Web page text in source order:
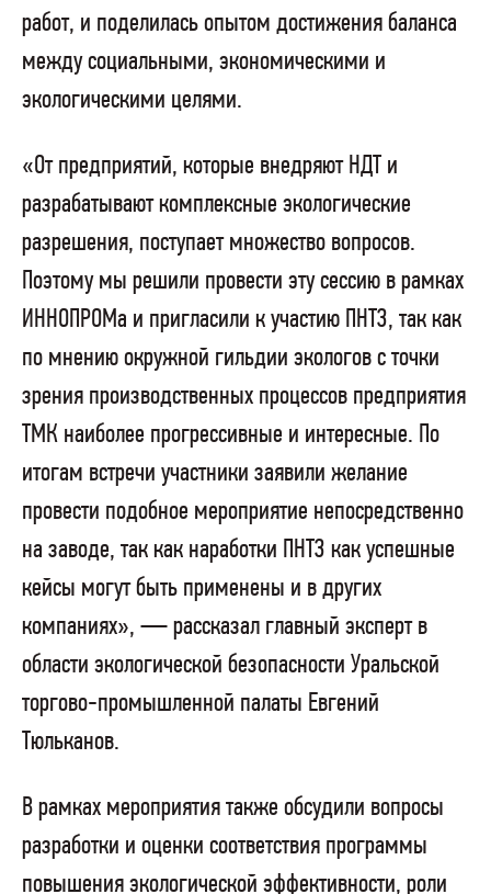
работ, и поделилась опытом достижения баланса
между социальными, экономическими и
экологическими целями.
«От предприятий, которые внедряют НДТ и
разрабатывают комплексные экологические
разрешения, поступает множество вопросов.
Поэтому мы решили провести эту сессию в рамках
ИННОПРОМа и пригласили к участию ПНТЗ, так как
по мнению окружной гильдии экологов с точки
зрения производственных процессов предприятия
ТМК наиболее прогрессивные и интересные. По
итогам встречи участники заявили желание
провести подобное мероприятие непосредственно
на заводе, так как наработки ПНТЗ как успешные
кейсы могут быть применены и в других
компаниях», — рассказал главный эксперт в
области экологической безопасности Уральской
торгово-промышленной палаты Евгений
Тюльканов.
В рамках мероприятия также обсудили вопросы
разработки и оценки соответствия программы
повышения экологической эффективности, роли